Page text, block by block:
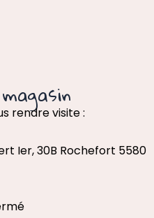
rendre visite :
Ier, 30B Rochefort 5580